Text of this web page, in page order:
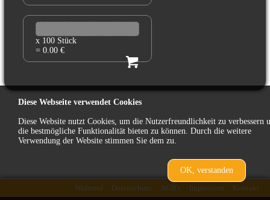
x 100 Stück
= 0.00 €
zurück
Kontakt
Impressum
AGB's
Datenschutz
Widerruf
Diese Webseite verwendet Cookies
Diese Website nutzt Cookies, um die Nutzerfreundlichkeit zu verbessern
die bestmögliche Funktionalität bieten zu können. Durch die weitere
Verwendung der Website stimmen Sie dem zu.
OK, verstanden